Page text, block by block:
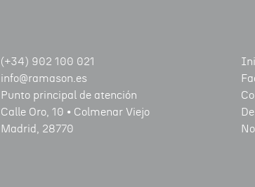
(+34) 902 100 021
info@ramason.es
Punto principal de atención
Calle Oro, 10 • Colmenar Viejo
Madrid, 28770